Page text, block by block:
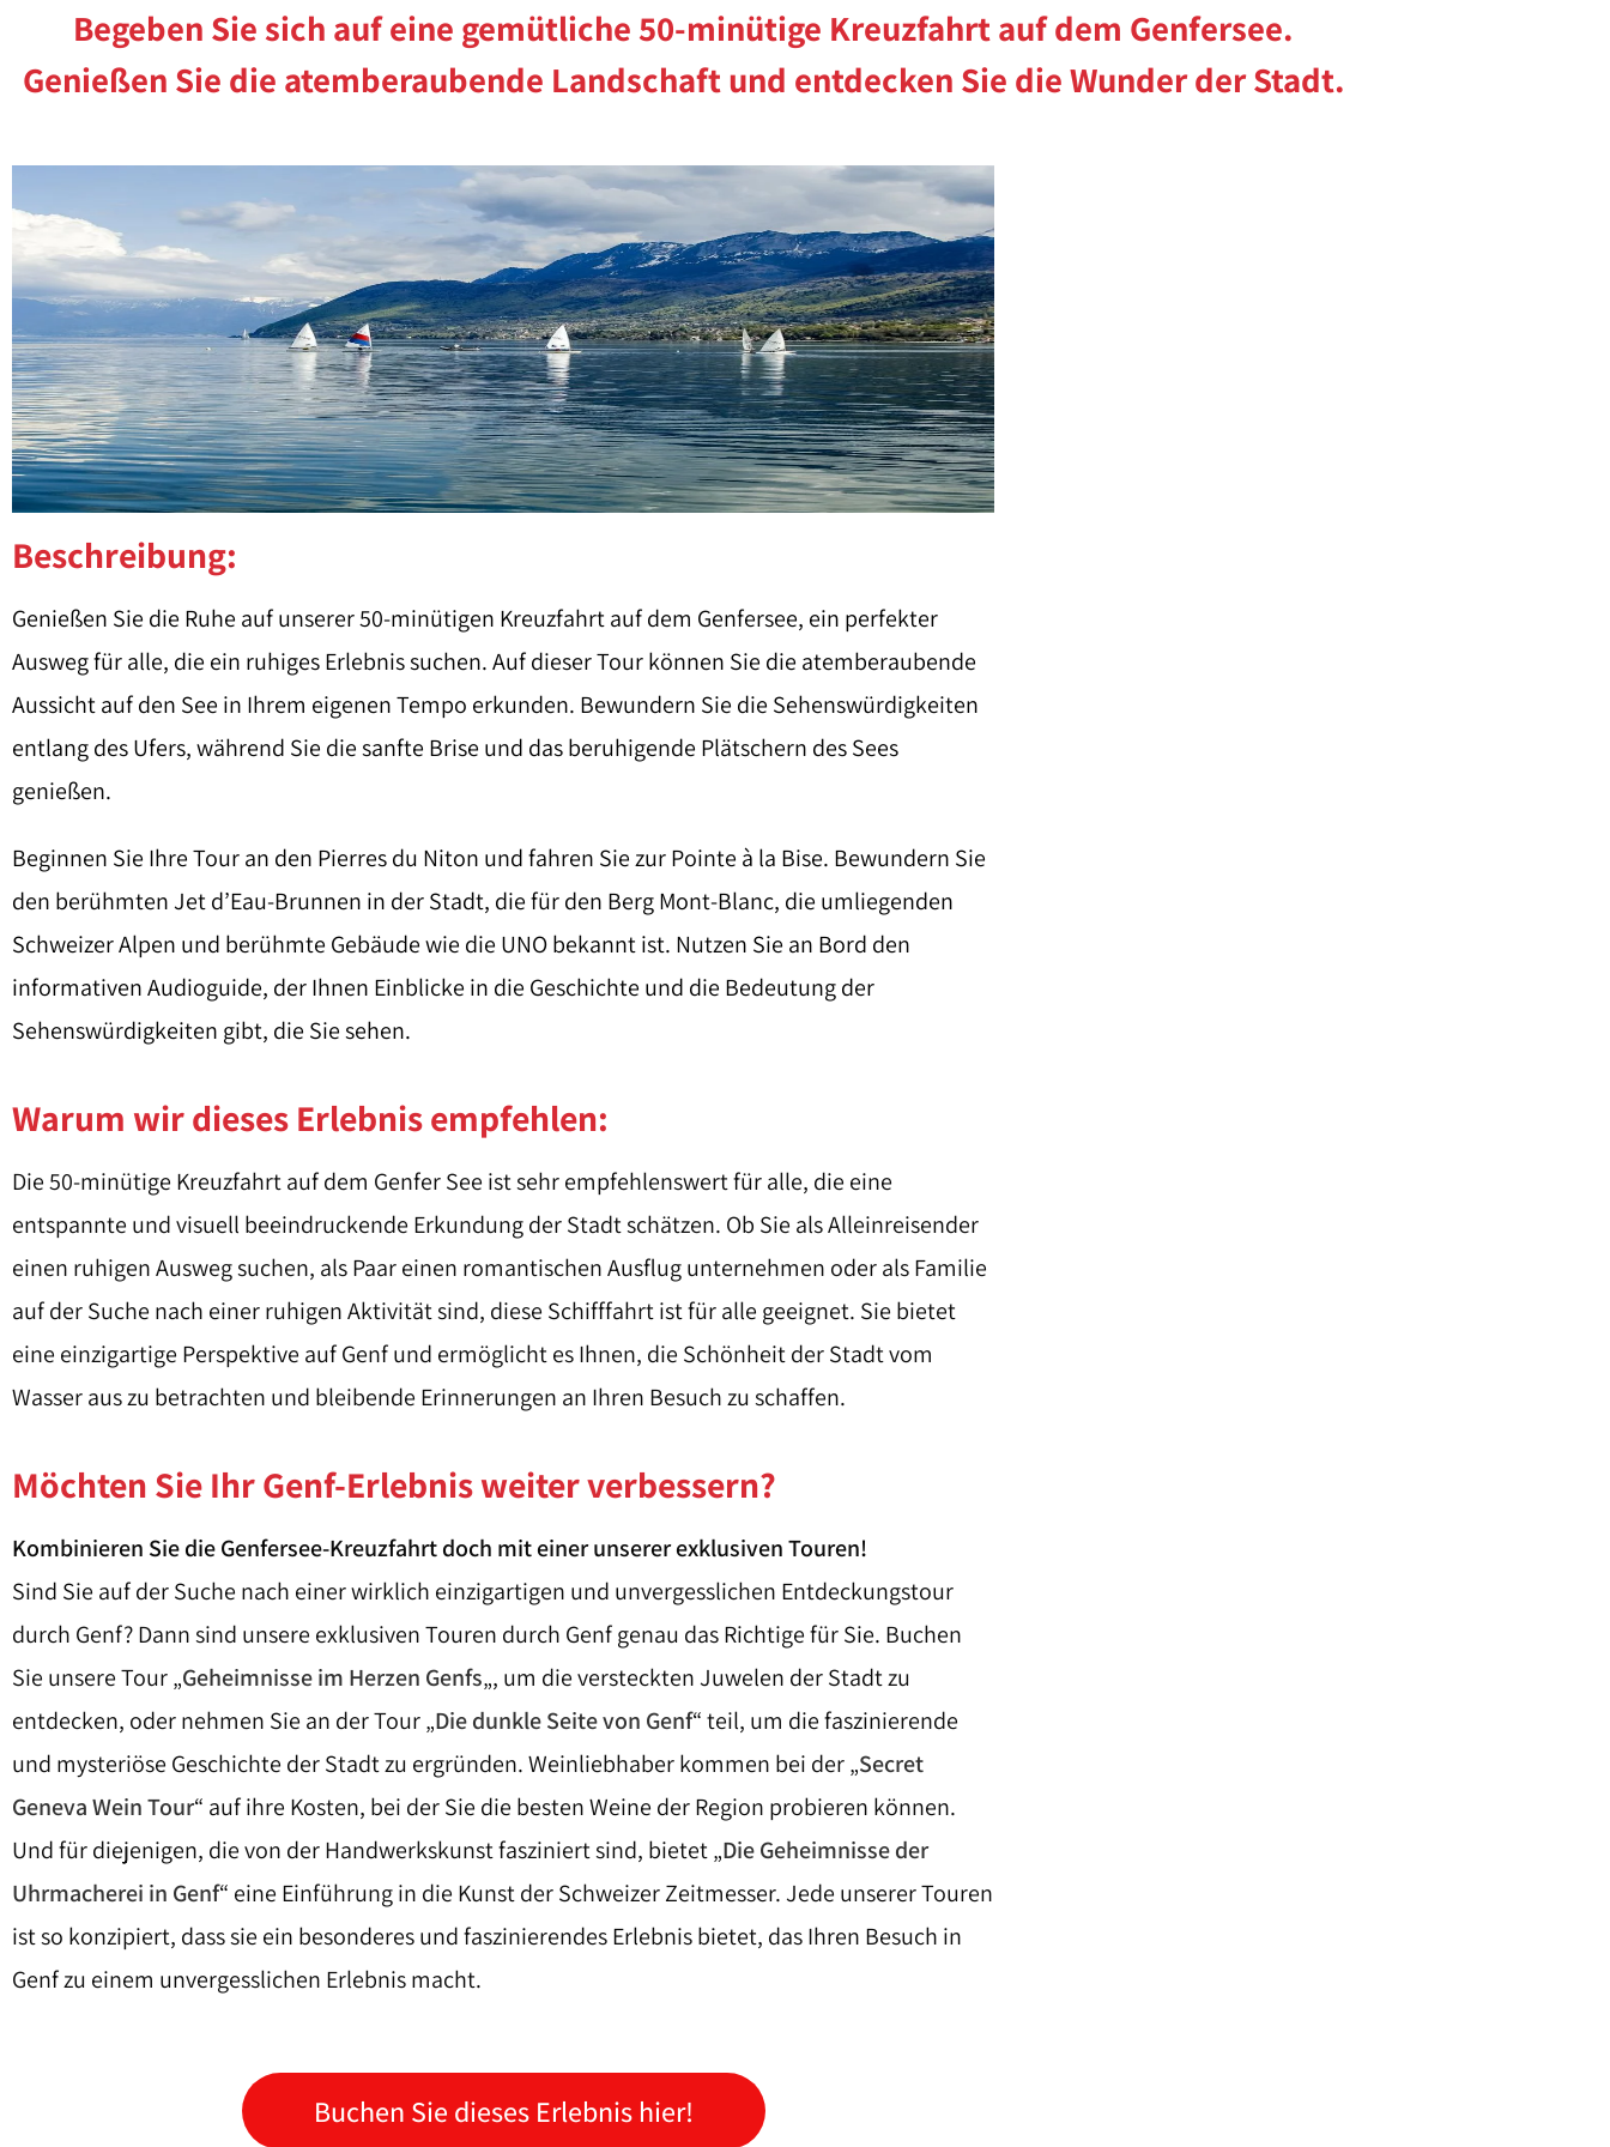
Begeben Sie sich auf eine gemütliche 50-minütige Kreuzfahrt auf dem Genfersee.
Genießen Sie die atemberaubende Landschaft und entdecken Sie die Wunder der Stadt.
Beschreibung:
Genießen Sie die Ruhe auf unserer 50-minütigen Kreuzfahrt auf dem Genfersee, ein perfekter
Ausweg für alle, die ein ruhiges Erlebnis suchen. Auf dieser Tour können Sie die atemberaubende
Aussicht auf den See in Ihrem eigenen Tempo erkunden. Bewundern Sie die Sehenswürdigkeiten
entlang des Ufers, während Sie die sanfte Brise und das beruhigende Plätschern des Sees
genießen.
Beginnen Sie Ihre Tour an den Pierres du Niton und fahren Sie zur Pointe à la Bise. Bewundern Sie
den berühmten Jet d’Eau-Brunnen in der Stadt, die für den Berg Mont-Blanc, die umliegenden
Schweizer Alpen und berühmte Gebäude wie die UNO bekannt ist. Nutzen Sie an Bord den
informativen Audioguide, der Ihnen Einblicke in die Geschichte und die Bedeutung der
Sehenswürdigkeiten gibt, die Sie sehen.
Warum wir dieses Erlebnis empfehlen:
Die 50-minütige Kreuzfahrt auf dem Genfer See ist sehr empfehlenswert für alle, die eine
entspannte und visuell beeindruckende Erkundung der Stadt schätzen. Ob Sie als Alleinreisender
einen ruhigen Ausweg suchen, als Paar einen romantischen Ausflug unternehmen oder als Familie
auf der Suche nach einer ruhigen Aktivität sind, diese Schifffahrt ist für alle geeignet. Sie bietet
eine einzigartige Perspektive auf Genf und ermöglicht es Ihnen, die Schönheit der Stadt vom
Wasser aus zu betrachten und bleibende Erinnerungen an Ihren Besuch zu schaffen.
Möchten Sie Ihr Genf-Erlebnis weiter verbessern?
Kombinieren Sie die Genfersee-Kreuzfahrt doch mit einer unserer exklusiven Touren!
Sind Sie auf der Suche nach einer wirklich einzigartigen und unvergesslichen Entdeckungstour
durch Genf? Dann sind unsere exklusiven Touren durch Genf genau das Richtige für Sie. Buchen
Sie unsere Tour „Geheimnisse im Herzen Genfs„, um die versteckten Juwelen der Stadt zu
entdecken, oder nehmen Sie an der Tour „Die dunkle Seite von Genf“ teil, um die faszinierende
und mysteriöse Geschichte der Stadt zu ergründen. Weinliebhaber kommen bei der „Secret
Geneva Wein Tour“ auf ihre Kosten, bei der Sie die besten Weine der Region probieren können.
Und für diejenigen, die von der Handwerkskunst fasziniert sind, bietet „Die Geheimnisse der
Uhrmacherei in Genf“ eine Einführung in die Kunst der Schweizer Zeitmesser. Jede unserer Touren
ist so konzipiert, dass sie ein besonderes und faszinierendes Erlebnis bietet, das Ihren Besuch in
Genf zu einem unvergesslichen Erlebnis macht.
Buchen Sie dieses Erlebnis hier!